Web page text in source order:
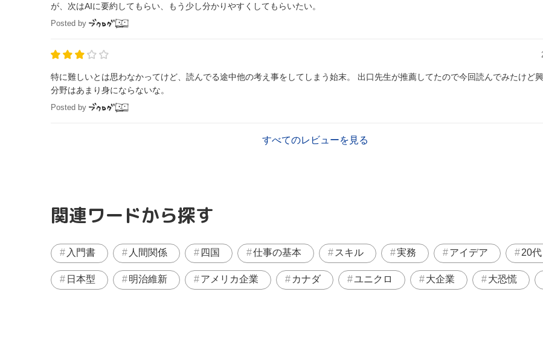
が、次はAIに要約してもらい、もう少し分かりやすくしてもらいたい。
Posted by
特に難しいとは思わなかってけど、読んでる途中他の考え事をしてしまう始末。 出口先生が推薦してたので今回読んでみたけど
分野はあまり身にならないな。
Posted by
すべてのレビューを見る
関連ワードから探す
入門書 人間関係 四国 仕事の基本 スキル 実務 アイデア 20代
日本型 明治維新 アメリカ企業 カナダ ユニクロ 大企業 大恐慌